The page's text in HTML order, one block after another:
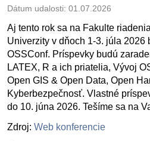
Dátum udalosti: 01.07.2026
Aj tento rok sa na Fakulte
Univerzity v dňoch 1-3. júla 2026
OSSConf. Príspevky budú
LATEX, R a ich priatelia, Vývoj
Open GIS & Open Data, Open
Kyberbezpečnosť. Vlastné
do 10. júna 2026. Tešíme sa na
Zdroj: Web konferencie